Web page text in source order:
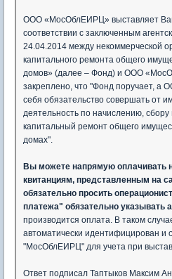
ООО «МосОблЕИРЦ» выставляет
соответствии с заключенным
24.04.2014 между некоммерческой
капитального ремонта общего
домов» (далее – Фонд) и ООО
закреплено, что "Фонд поручает,
себя обязательство совершать от
деятельность по начислению, сбору
капитальный ремонт общего
домах".
Вы можете напрямую оплачивать
квитанциям, представленным на
обязательно просить
платежа" обязательно указывать
производится оплата. В таком
автоматически идентифицирован и
"МосОблЕИРЦ" для учета при
Ответ подписал Таптыков Максим